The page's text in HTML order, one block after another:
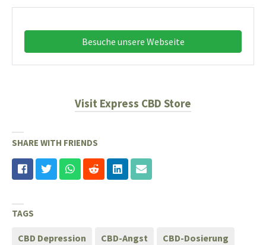
Besuche unsere Webseite
Visit Express CBD Store
SHARE WITH FRIENDS
TAGS
CBD Depression CBD-Angst CBD-Dosierung